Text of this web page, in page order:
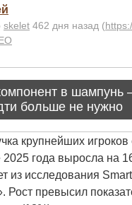
skelet 462 дня назад (
крупнейших
года выросла на
из исследования
Рост превысил